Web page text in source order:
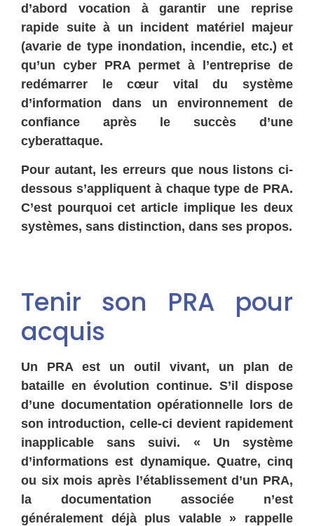
d’abord vocation à garantir une reprise
rapide suite à un incident matériel majeur
(avarie de type inondation, incendie, etc.) et
qu’un cyber PRA permet à l’entreprise de
redémarrer le cœur vital du système
d’information dans un environnement de
confiance après le succès d’une
cyberattaque.
Pour autant, les erreurs que nous listons ci-
dessous s’appliquent à chaque type de PRA.
C’est pourquoi cet article implique les deux
systèmes, sans distinction, dans ses propos.
Tenir son PRA pour
acquis
Un PRA est un outil vivant, un plan de
bataille en évolution continue. S’il dispose
d’une documentation opérationnelle lors de
son introduction, celle-ci devient rapidement
inapplicable sans suivi. « Un système
d’informations est dynamique. Quatre, cinq
ou six mois après l’établissement d’un PRA,
la documentation associée n’est
généralement déjà plus valable » rappelle